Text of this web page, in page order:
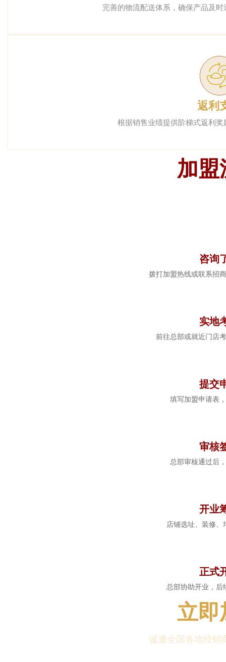
完善的物流配送体系，确保产品及
返利
根据销售业绩提供阶梯式返利
加盟
咨询
拨打加盟热线或联系招
实地
前往总部或就近门店
提交
填写加盟申请表
审核
总部审核通过后
开业
店铺选址、装修、
正式
总部协助开业，后
立即
诚邀全国各地经销